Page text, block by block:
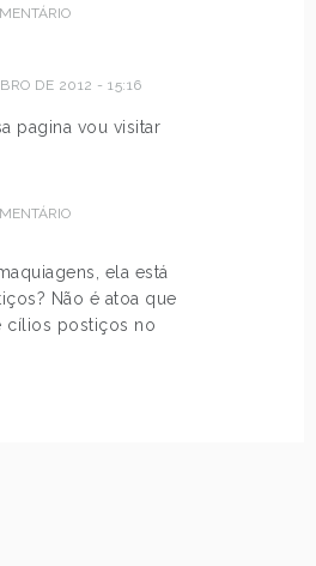
DE 2012 - 15:16
pagina vou visitar
ela está
Não é atoa que
cílios postiços no